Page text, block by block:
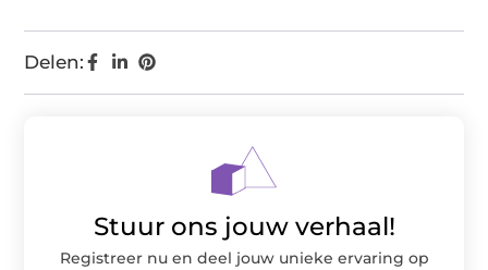
Delen:
Stuur ons jouw verhaal!
Registreer nu en deel jouw unieke ervaring op